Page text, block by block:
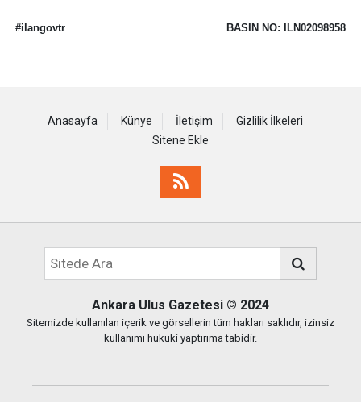
#ilangovtr BASIN NO: ILN02098958
Anasayfa Künye İletişim
Gizlilik İlkeleri
Sitene Ekle
Ankara Ulus Gazetesi © 2024
Sitemizde kullanılan içerik ve görsellerin tüm hakları saklıdır, izinsiz
kullanımı hukuki yaptırıma tabidir.